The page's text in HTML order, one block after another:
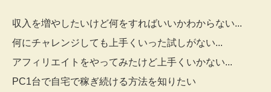
収入を増やしたいけど何をすればいいかわからない...
何にチャレンジしても上手くいった試しがない...
アフィリエイトをやってみたけど上手くいかない...
PC1台で自宅で稼ぎ続ける方法を知りたい